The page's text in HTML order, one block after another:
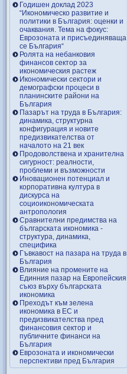
Годишен доклад 2023
“Икономическо развитие и
политики в България: оценки и
очаквания. Тема на фокус:
Еврозоната и присъединяваща
се България“
Ролята на небанковия
финансов сектор за
икономическия растеж
Икономически сектори и
демографски процеси в
планинските райони на
България
Пазарът на труда в България:
динамика, структурна
конфигурация и новите
предизвикателства от
началото на 21 век
Продоволствена и хранителна
сигурност: реалности,
проблеми и възможности
Иновационен потенциал и
корпоративна култура в
дискурса на
социоикономическата
антропология
Сравнителни предимства на
българската икономика -
структура, динамика,
специфика
Гъвкавост на пазара на труда в
България
Влияние на промените на
Единния пазар на Европейския
съюз върху българската
икономика
Преходът към зелена
икономика в ЕС и
предизвикателства пред
финансовия сектор и
публичните финанси на
България
Еврозоната и икономически
перспективи пред България